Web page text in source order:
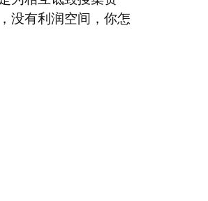
没有利润空间，你怎